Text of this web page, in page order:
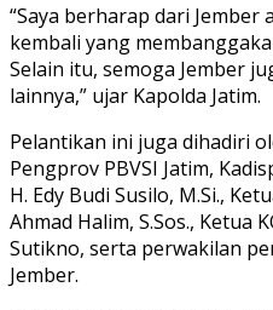
“Saya berharap dari Jember
kembali yang
Selain itu, semoga Jember
lainnya,” ujar Kapolda Jatim.
Pelantikan ini juga dihadiri
Pengprov PBVSI Jatim,
H. Edy Budi Susilo, M.Si.,
Ahmad Halim, S.Sos., Ketua
Sutikno, serta perwakilan
Jember.